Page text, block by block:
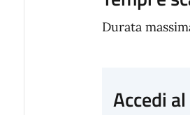
Durata
Accedi